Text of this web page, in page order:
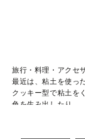
旅行・料理・アクセ
最近は、粘土を使っ
クッキー型で粘土を
色を生み出したり……
粘土の世界は奥が深